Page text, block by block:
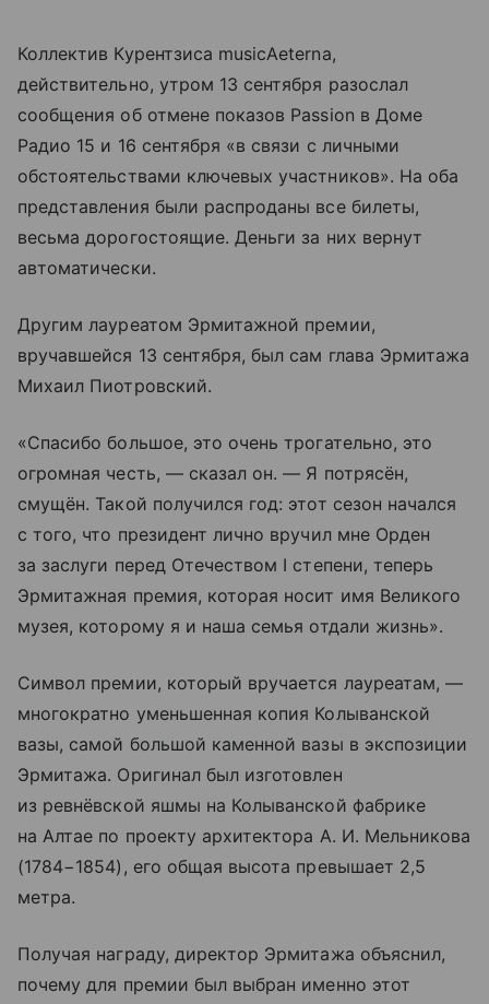
Коллектив Курентзиса musicAeterna,
действительно, утром 13 сентября разослал
сообщения об отмене показов Passion в Доме
Радио 15 и 16 сентября «в связи с личными
обстоятельствами ключевых участников». На оба
представления были распроданы все билеты,
весьма дорогостоящие. Деньги за них вернут
автоматически.
Другим лауреатом Эрмитажной премии,
вручавшейся 13 сентября, был сам глава Эрмитажа
Михаил Пиотровский.
«Спасибо большое, это очень трогательно, это
огромная честь, — сказал он. — Я потрясён,
смущён. Такой получился год: этот сезон начался
с того, что президент лично вручил мне Орден
за заслуги перед Отечеством I степени, теперь
Эрмитажная премия, которая носит имя Великого
музея, которому я и наша семья отдали жизнь».
Символ премии, который вручается лауреатам, —
многократно уменьшенная копия Колыванской
вазы, самой большой каменной вазы в экспозиции
Эрмитажа. Оригинал был изготовлен
из ревнёвской яшмы на Колыванской фабрике
на Алтае по проекту архитектора А. И. Мельникова
(1784−1854), его общая высота превышает 2,5
метра.
Получая награду, директор Эрмитажа объяснил,
почему для премии был выбран именно этот